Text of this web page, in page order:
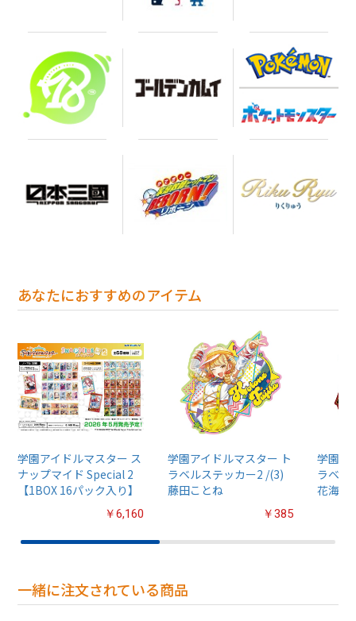
あなたにおすすめのアイテム
学園アイドルマスター ス
ナップマイド Special 2
【1BOX 16パック入り】
￥6,160
学園アイドルマスター ト
ラベルステッカー2 /(3)
藤田ことね
￥385
学園ア
ラベル
花海咲
一緒に注文されている商品